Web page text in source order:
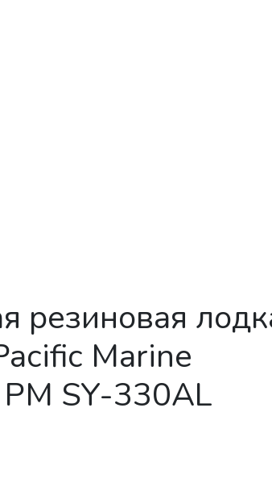
резиновая
Marine
SY-330AL
резиновая лодка из ПВХ Pacific